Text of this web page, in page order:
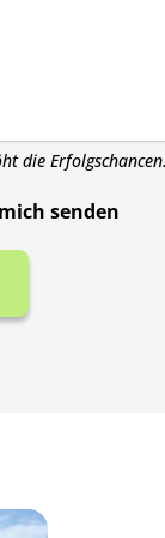
die
senden